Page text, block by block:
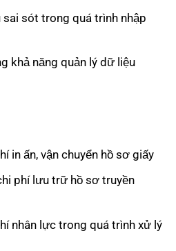
sai sót trong quá trình nhập
khả năng quản lý dữ liệu
in ấn, vận chuyển hồ sơ giấy
phí lưu trữ hồ sơ truyền
nhân lực trong quá trình xử lý